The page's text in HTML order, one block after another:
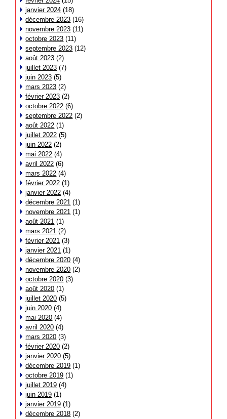
janvier 2024 (18)
décembre 2023 (16)
novembre 2023 (11)
octobre 2023 (11)
septembre 2023 (12)
août 2023 (2)
juillet 2023 (7)
juin 2023 (5)
mars 2023 (2)
février 2023 (2)
octobre 2022 (6)
septembre 2022 (2)
août 2022 (1)
juillet 2022 (5)
juin 2022 (2)
mai 2022 (4)
avril 2022 (6)
mars 2022 (4)
février 2022 (1)
janvier 2022 (4)
décembre 2021 (1)
novembre 2021 (1)
août 2021 (1)
mars 2021 (2)
février 2021 (3)
janvier 2021 (1)
décembre 2020 (4)
novembre 2020 (2)
octobre 2020 (3)
août 2020 (1)
juillet 2020 (5)
juin 2020 (4)
mai 2020 (4)
avril 2020 (4)
mars 2020 (3)
février 2020 (2)
janvier 2020 (5)
décembre 2019 (1)
octobre 2019 (1)
juillet 2019 (4)
juin 2019 (1)
janvier 2019 (1)
décembre 2018 (2)